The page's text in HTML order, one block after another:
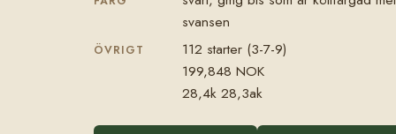
svansen
ÖVRIGT
112 starter (3-7-9)
199,848 NOK
28,4k 28,3ak